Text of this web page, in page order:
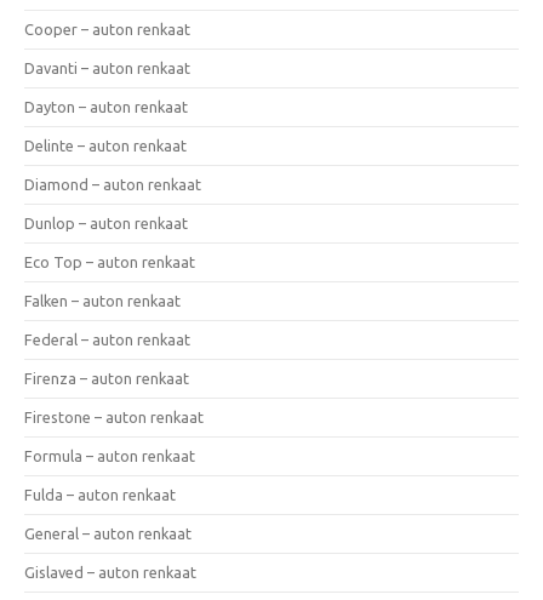
Cooper – auton renkaat
Davanti – auton renkaat
Dayton – auton renkaat
Delinte – auton renkaat
Diamond – auton renkaat
Dunlop – auton renkaat
Eco Top – auton renkaat
Falken – auton renkaat
Federal – auton renkaat
Firenza – auton renkaat
Firestone – auton renkaat
Formula – auton renkaat
Fulda – auton renkaat
General – auton renkaat
Gislaved – auton renkaat